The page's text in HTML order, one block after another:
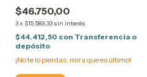
$46.750,00
3x $15.583,33 sin interés
$44.412,50 con Transferencia o
depósito
¡No te lo pierdas, mira que es último!